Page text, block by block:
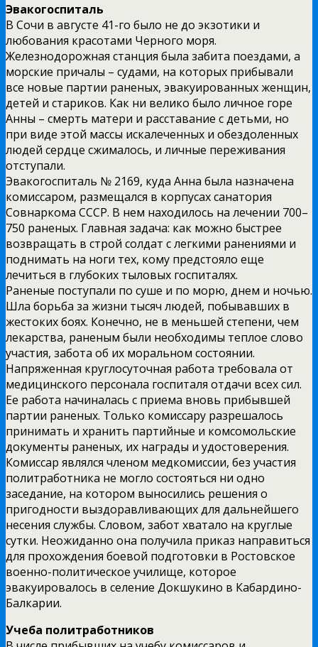
Эвакогоспиталь
В Сочи в августе 41-го было не до экзотики и
любования красотами Черного моря.
Железнодорожная станция была забита поездами, а
морские причалы – судами, на которых прибывали
все новые партии раненых, эвакуированных женщин,
детей и стариков. Как ни велико было личное горе
Анны – смерть матери и расставание с детьми, но
при виде этой массы искалеченных и обездоленных
людей сердце сжималось, и личные переживания
отступали.
Эвакогоспиталь № 2169, куда Анна была назначена
комиссаром, размещался в корпусах санатория
Совнаркома СССР. В нем находилось на лечении 700–
750 раненых. Главная задача: как можно быстрее
возвращать в строй солдат с легкими ранениями и
поднимать на ноги тех, кому предстояло еще
лечиться в глубоких тыловых госпиталях.
Раненые поступали по суше и по морю, днем и ночью.
Шла борьба за жизни тысяч людей, побывавших в
жестоких боях. Конечно, не в меньшей степени, чем
лекарства, раненым были необходимы теплое слово
участия, забота об их моральном состоянии.
Напряженная круглосуточная работа требовала от
медицинского персонала госпиталя отдачи всех сил.
Ее работа начиналась с приема вновь прибывшей
партии раненых. Только комиссару разрешалось
принимать и хранить партийные и комсомольские
документы раненых, их награды и удостоверения.
Комиссар являлся членом медкомиссии, без участия
политработника не могло состояться ни одно
заседание, на котором выносились решения о
пригодности выздоравливающих для дальнейшего
несения службы. Словом, забот хватало на круглые
сутки. Неожиданно она получила приказ направиться
для прохождения боевой подготовки в Ростовское
военно-политическое училище, которое
эвакуировалось в селение Докшукино в Кабардино-
Балкарии.
Учеба политработников